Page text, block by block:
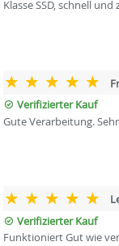
Klasse SSD, schnell und
Verifizierter Kauf
Gute Verarbeitung.
Verifizierter Kauf
Funktioniert Gut wie